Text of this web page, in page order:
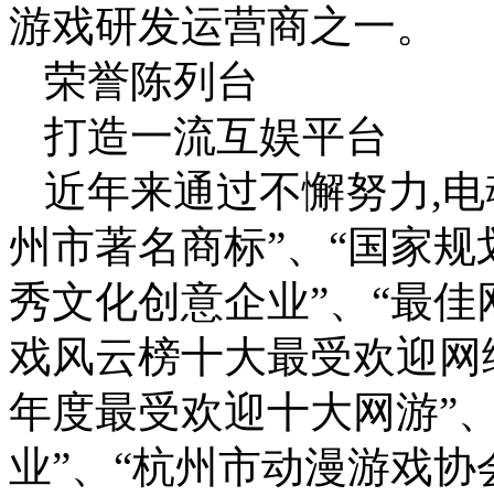
游戏研发运营商之一。
荣誉陈列台
打造一流互娱平台
近年来通过不懈努力,
州市著名商标”、“国家
秀文化创意企业”、“最
戏风云榜十大最受欢迎
年度最受欢迎十大网游”
业”、“杭州市动漫游戏